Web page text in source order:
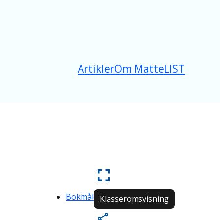
ArtiklerOm MatteLIST
Bokmål Klasseromsvisning